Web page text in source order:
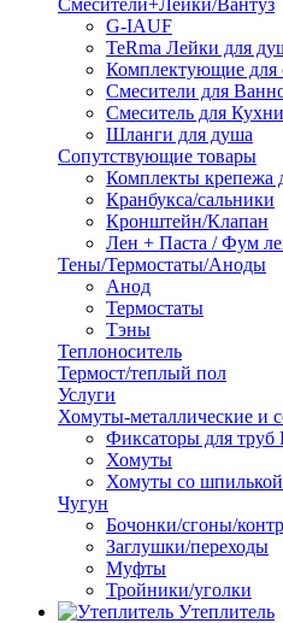
Смесители+Лейки/Вантуз
G-IAUF
TeRma Лейки для
Комплектующие для
Смесители для
Смеситель для Кухни
Шланги для душа
Сопутствующие товары
Комплекты крепежа
Кранбукса/сальники
Кронштейн/Клапан
Лен + Паста / Фум
Тены/Термостаты/Аноды
Анод
Термостаты
Тэны
Теплоноситель
Термост/теплый пол
Услуги
Хомуты-металлические и
Фиксаторы для труб
Хомуты
Хомуты со шпилькой
Чугун
Бочонки/сгоны/
Заглушки/переходы
Муфты
Тройники/уголки
Утеплитель